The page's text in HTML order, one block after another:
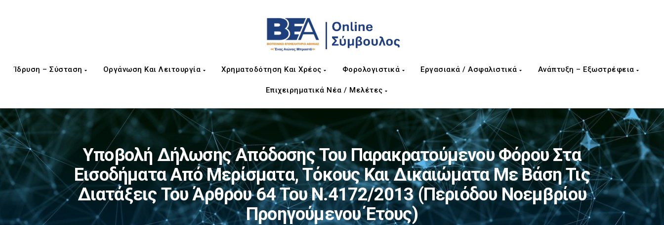
Ίδρυση – Σύσταση Οργάνωση Και Λειτουργία Χρηματοδότηση Και Χρέος Φορολογιστικά Εργασιακά / Ασφαλιστικά Ανάπτυξη – Εξωστρέφεια
Επιχειρηματικά Νέα / Μελέτες
Υποβολή Δήλωσης Απόδοσης Του Παρακρατούμενου Φόρου Στα
Εισοδήματα Από Μερίσματα, Τόκους Και Δικαιώματα Με Βάση Τις
Διατάξεις Του Άρθρου 64 Του Ν.4172/2013 (περιόδου Νοεμβρίου
Προηγούμενου Έτους)